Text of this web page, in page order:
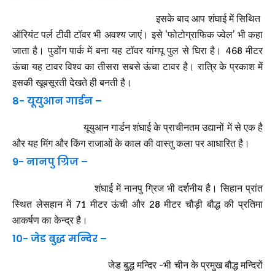
इसके बाद आप शंघाई में सिथित
ऑरियंट पर्ल टीवी टॉवर भी अवश्य जाएं। इसे ‘फोटोग्राफिक ज्वेल’ भी कहा
जाता है। पुडोंग पार्क में बना यह टॉवर यांगपू पुल से घिरा है। 468 मीटर
ऊंचा यह टावर विश्व का तीसरा सबसे ऊंचा टावर है। रात्रि के प्रकाश में
इसकी खूबसूरती देखते ही बनती है।
8- यूयुआन गार्डन –
यूयुआन गार्डन शंघाई के प्राचीनतम उद्यानों में से एक है
और यह मिंग और किंग राजाओं के काल की वास्तु कला पर आधारित है।
9- नानपु ग्रिज –
शंघाई में नानपु ग्रिज भी दर्शनीय है। सिहान प्रांत
स्थित लेसहान में 71 मीटर ऊंची और 28 मीटर चौड़ी बौद्ध की प्रतिमा
आकर्षण का केन्द्र है।
10- जेड बुद्ध मन्दिर –
जेड बुद्ध मन्दिर -भी चीन के प्रमुख बौद्ध मन्दिरों